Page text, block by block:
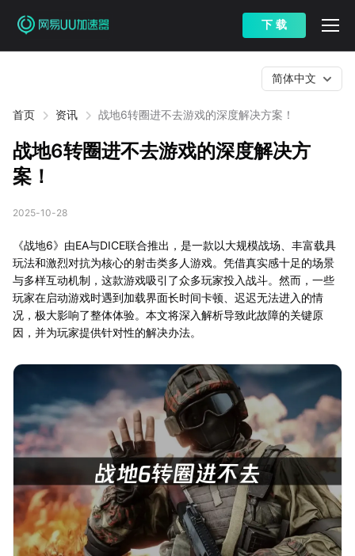
下 载
首页 资讯 战地6转圈进不去游戏的深度解决方案！
简体中文
战地6转圈进不去游戏的深度解决方
案！
2025-10-28
《战地6》由EA与DICE联合推出，是一款以大规模战场、丰富载具
玩法和激烈对抗为核心的射击类多人游戏。凭借真实感十足的场景
与多样互动机制，这款游戏吸引了众多玩家投入战斗。然而，一些
玩家在启动游戏时遇到加载界面长时间卡顿、迟迟无法进入的情
况，极大影响了整体体验。本文将深入解析导致此故障的关键原
因，并为玩家提供针对性的解决办法。